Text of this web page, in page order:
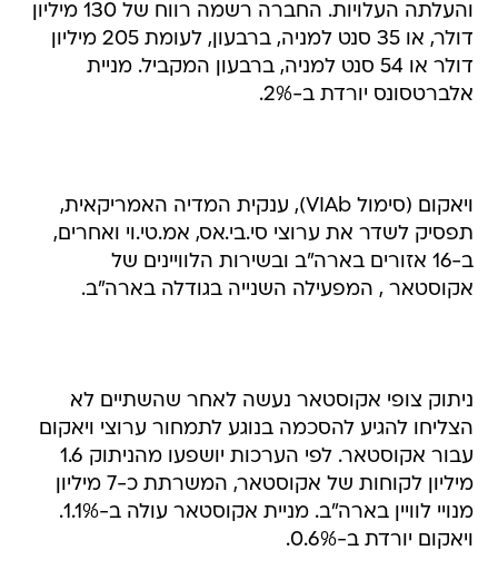
והעלתה העלויות. החברה רשמה רווח של 130 מיליון
דולר, או 35 סנט למניה, ברבעון, לעומת 205 מיליון
דולר או 54 סנט למניה, ברבעון המקביל. מניית
אלברטסונס יורדת ב-2%.
ויאקום (סימול VIAb), ענקית המדיה האמריקאית,
תפסיק לשדר את ערוצי סי.בי.אס, אמ.טי.וי ואחרים,
ב-16 אזורים בארה"ב ובשירות הלוויינים של
אקוסטאר , המפעילה השנייה בגודלה בארה"ב.
ניתוק צופי אקוסטאר נעשה לאחר שהשתיים לא
הצליחו להגיע להסכמה בנוגע לתמחור ערוצי ויאקום
עבור אקוסטאר. לפי הערכות יושפעו מהניתוק 1.6
מיליון לקוחות של אקוסטאר, המשרתת כ-7 מיליון
מנויי לוויין בארה"ב. מניית אקוסטאר עולה ב-1.1%.
ויאקום יורדת ב-0.6%.